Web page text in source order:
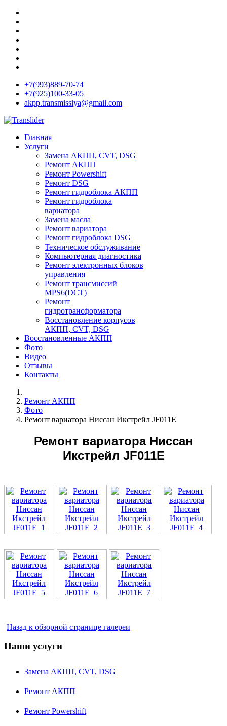
+7(993)889-70-74
+7(925)100-33-05
akpp.transmissiya@gmail.com
Главная
Услуги
Замена АКПП, CVT, DSG
Ремонт АКПП
Ремонт Powershift
Ремонт DSG
Ремонт гидроблока АКПП
Ремонт гидроблока
вариатора
Замена масла
Ремонт вариатора
Ремонт гидроблока DSG
Техническое обслуживание
Компьютерная диагностика
Ремонт электронных блоков
управления
Ремонт трансмиссий
MPS6(DCT)
Ремонт
гидротрансформатора
Восстановление корпусов
АКПП, CVT, DSG
Восстановленные АКПП
Фото
Видео
Отзывы
Контакты
Ремонт АКПП
Фото
Ремонт вариатора Ниссан Икстрейл JF011E
Ремонт вариатора Ниссан
Икстрейл JF011E
Назад к обзорной странице галереи
Наши услуги
Замена АКПП, CVT, DSG
Ремонт АКПП
Ремонт Powershift